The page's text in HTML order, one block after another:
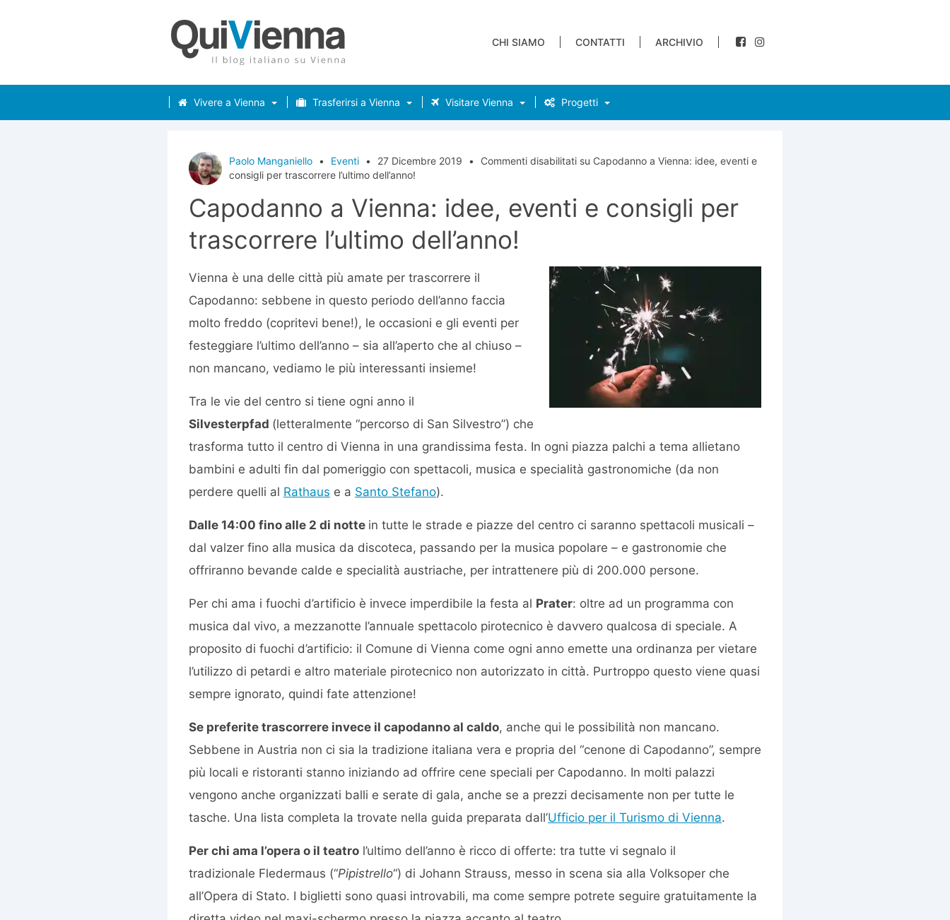
CHI SIAMO CONTATTI ARCHIVIO
Vivere a Vienna Trasferirsi a Vienna Visitare Vienna Progetti
Paolo Manganiello • Eventi • 27 Dicembre 2019 • Commenti disabilitatisu Capodanno a Vienna: idee, eventi e
consigli per trascorrere l’ultimo dell’anno!
Capodanno a Vienna: idee, eventi e consigli per
trascorrere l’ultimo dell’anno!
Vienna è una delle città più amate per trascorrere il
Capodanno: sebbene in questo periodo dell’anno faccia
molto freddo (copritevi bene!), le occasioni e gli eventi per
festeggiare l’ultimo dell’anno – sia all’aperto che al chiuso –
non mancano, vediamo le più interessanti insieme!
Tra le vie del centro si tiene ogni anno il
Silvesterpfad (letteralmente “percorso di San Silvestro”) che
trasforma tutto il centro di Vienna in una grandissima festa. In ogni piazza palchi a tema allietano
bambini e adulti fin dal pomeriggio con spettacoli, musica e specialità gastronomiche (da non
perdere quelli al Rathaus e a Santo Stefano).
Dalle 14:00 fino alle 2 di notte in tutte le strade e piazze del centro ci saranno spettacoli musicali –
dal valzer fino alla musica da discoteca, passando per la musica popolare – e gastronomie che
offriranno bevande calde e specialità austriache, per intrattenere più di 200.000 persone.
Per chi ama i fuochi d’artificio è invece imperdibile la festa al Prater: oltre ad un programma con
musica dal vivo, a mezzanotte l’annuale spettacolo pirotecnico è davvero qualcosa di speciale. A
proposito di fuochi d’artificio: il Comune di Vienna come ogni anno emette una ordinanza per vietare
l’utilizzo di petardi e altro materiale pirotecnico non autorizzato in città. Purtroppo questo viene quasi
sempre ignorato, quindi fate attenzione!
Se preferite trascorrere invece il capodanno al caldo, anche qui le possibilità non mancano.
Sebbene in Austria non ci sia la tradizione italiana vera e propria del “cenone di Capodanno”, sempre
più locali e ristoranti stanno iniziando ad offrire cene speciali per Capodanno. In molti palazzi
vengono anche organizzati balli e serate di gala, anche se a prezzi decisamente non per tutte le
tasche. Una lista completa la trovate nella guida preparata dall’Ufficio per il Turismo di Vienna.
Per chi ama l’opera o il teatro l’ultimo dell’anno è ricco di offerte: tra tutte vi segnalo il
tradizionale Fledermaus (“Pipistrello“) di Johann Strauss, messo in scena sia alla Volksoper che
all’Opera di Stato. I biglietti sono quasi introvabili, ma come sempre potrete seguire gratuitamente la